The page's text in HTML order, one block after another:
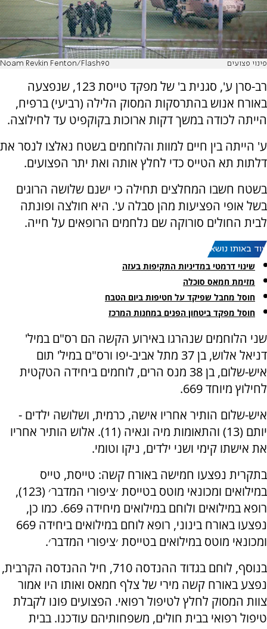
פינוי פצועים Noam Revkin Fenton/Flash90
רב-סרן ע', סגנית ב' של מפקד טייסת 123, שנפצעה
באורח אנוש בהתרסקות המסוק הלילה (רביעי) ברפיח,
הייתה לכודה במשך דקות ארוכות בקוקפיט עד לחילוצה.
ע' הייתה בין חיים למוות והלוחמים בשטח נאלצו לנסר את
דלתות תא הטייס כדי לחלץ אותה ואת יתר הפצועים.
בשטח חשבו המחלצים תחילה כי ישנם שלושה הרוגים
בשל אופי הפציעות מהן סבלה ע'. היא חולצה ופונתה
לבית החולים סורוקה שם נלחמים הרופאים על חייה.
עוד באותו נושא:
שינוי דרמטי במדיניות התקיפות בעזה
מזימת חמאס סוכלה
חוסל מחבל שפיקד על חטיפות ביום הטבח
חוסל מפקד ביטחון הפנים במחנות המרכז
שני הלוחמים שנהרגו באירוע הקשה הם רס"ם במיל'
דניאל אלוש, בן 37 מתל אביב-יפו ורס"ם במיל' תום
איש-שלום, בן 38 מנס הרים, לוחמים ביחידה הטקטית
לחילוץ מיוחד 669.
איש-שלום הותיר אחריו אישה, כרמית, ושלושה ילדים -
יותם (13) והתאומות מיה וגאיה (11). אלוש הותיר אחריו
את אישתו קימי ושני ילדים, ניקו וטומי.
בתקרית נפצעו חמישה באורח קשה: טייסת, טייס
במילואים ומכונאי מוטס בטייסת ׳ציפורי המדבר׳ (123),
רופא במילואים ולוחם במילואים מיחידה 669. כמו כן,
נפצעו באורח בינוני, רופא לוחם במילואים ביחידה 669
ומכונאי מוטס במילואים בטייסת ׳ציפורי המדבר׳.
בנוסף, לוחם בגדוד ההנדסה 710, חיל ההנדסה הקרבית,
נפצע באורח קשה מירי של צלף חמאס ואותו היו אמור
צוות המסוק לחלץ לטיפול רפואי. הפצועים פונו לקבלת
טיפול רפואי בבית חולים, משפחותיהם עודכנו. בבית